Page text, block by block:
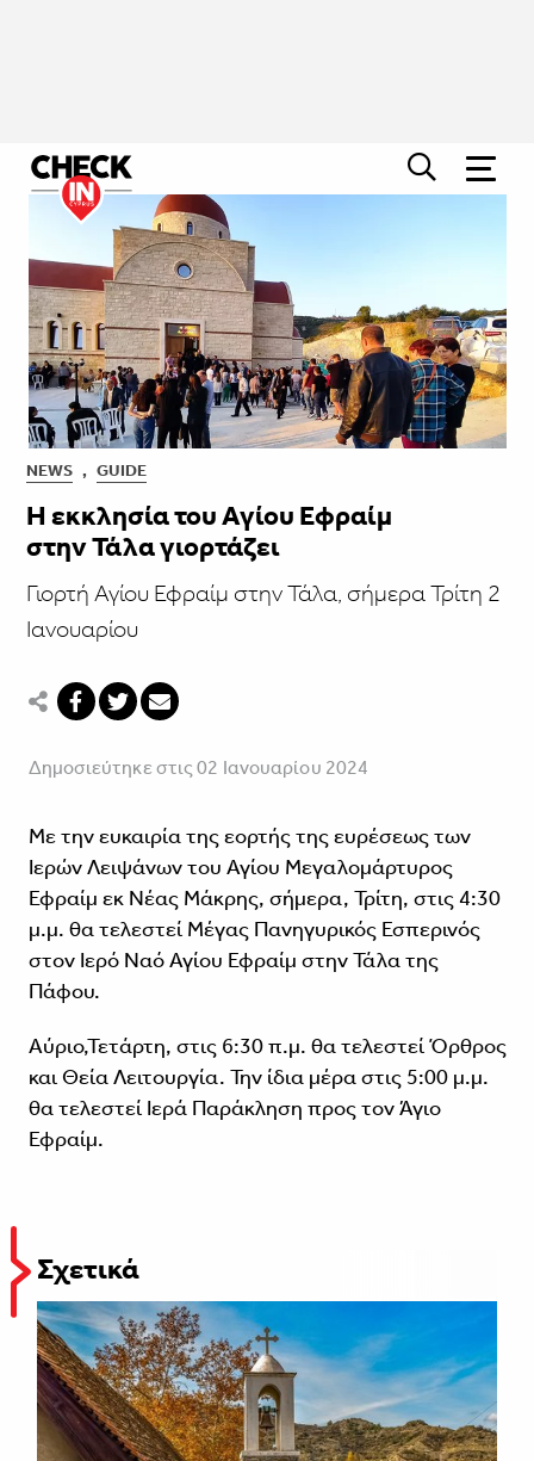
NEWS , GUIDE
Η εκκλησία του Αγίου Εφραίμ
στην Τάλα γιορτάζει
Γιορτή Αγίου Εφραίμ στην Τάλα, σήμερα Τρίτη 2
Ιανουαρίου
Δημοσιεύτηκε στις 02 Ιανουαρίου 2024
Με την ευκαιρία της εορτής της ευρέσεως των
Ιερών Λειψάνων του Αγίου Μεγαλομάρτυρος
Εφραίμ εκ Νέας Μάκρης, σήμερα, Τρίτη, στις 4:30
μ.μ. θα τελεστεί Μέγας Πανηγυρικός Εσπερινός
στον Ιερό Ναό Αγίου Εφραίμ στην Τάλα της
Πάφου.
Αύριο,Τετάρτη, στις 6:30 π.μ. θα τελεστεί Όρθρος
και Θεία Λειτουργία. Την ίδια μέρα στις 5:00 μ.μ.
θα τελεστεί Ιερά Παράκληση προς τον Άγιο
Εφραίμ.
Σχετικά